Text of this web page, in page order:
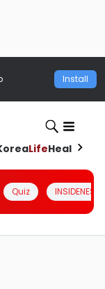
Install
LifeHealth
Quiz INSIDENESIA